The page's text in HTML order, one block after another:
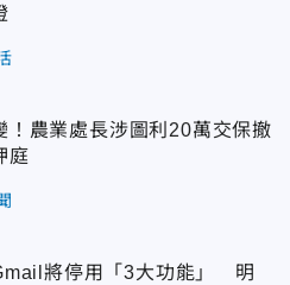
！農業處長涉圖利20萬交保撤
庭
將停用「3大功能」 明